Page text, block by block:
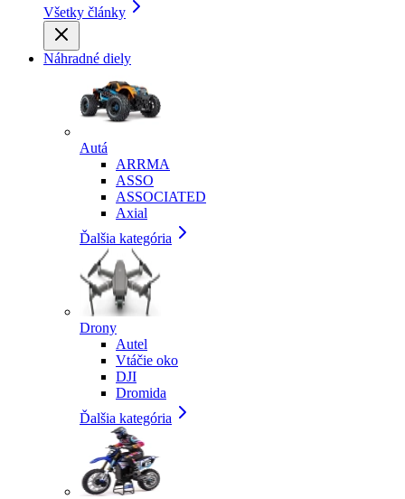
Všetky články
Náhradné diely
Autá
ARRMA
ASSO
ASSOCIATED
Axial
Ďalšia kategória
Drony
Autel
Vtáčie oko
DJI
Dromida
Ďalšia kategória